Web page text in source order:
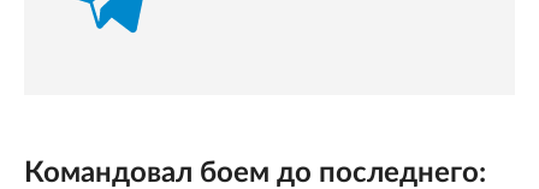
Командовал боем до последнего: